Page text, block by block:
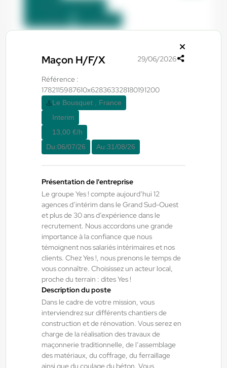
Maçon H/F/X 29/06/2026
Référence :
1782115987610x628363328180191200
Le Bousquet , France
Interim
13,00 €/h
Du:06/07/26 Au:31/08/26
Présentation de l'entreprise
Le groupe Yes ! compte aujourd’hui 12
agences d’intérim dans le Grand Sud-Ouest
et plus de 30 ans d’expérience dans le
recrutement. Nous accordons une grande
importance à la confiance que nous
témoignent nos salariés intérimaires et nos
clients. Chez Yes !, nous prenons le temps de
vous connaître. Choisissez un acteur local,
proche du terrain : dites Yes !
Description du poste
Dans le cadre de votre mission, vous
interviendrez sur différents chantiers de
construction et de rénovation. Vous serez en
charge de la réalisation des travaux de
maçonnerie traditionnelle, de l’assemblage
des matériaux, du coffrage, du ferraillage
ainsi que du coulage du béton. Vous
13,00 €/h - 15,00 €/h
Du:14/09/26 Au:30/09/26
Yes ! Pamiers 29/07/2026
Pamiers , France
Interim
12,31 €/h - 26,00 €/h
10/08/26 Au: 10/09/26
Yes ! Eysines
Manager H/F/X
Bordeaux , France
Interim
2.400,00 €/mois
17/08/26 Au: 27/11/26
Yes ! Industrie 06/08/2026
Opérateur de production H/F/X
Escalquens , France